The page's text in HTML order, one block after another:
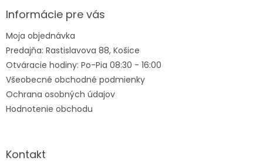
ä
e
Informácie pre vás
Moja objednávka
Predajňa: Rastislavova 88, Košice
Otváracie hodiny: Po-Pia 08:30 - 16:00
Všeobecné obchodné podmienky
Ochrana osobných údajov
Hodnotenie obchodu
Kontakt